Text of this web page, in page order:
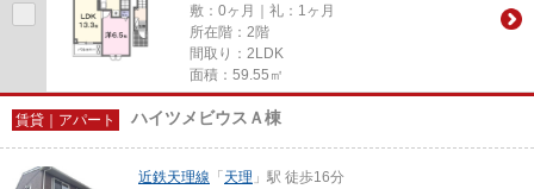
敷：0ヶ月｜礼：1ヶ月
所在階：2階
間取り：2LDK
面積：59.55㎡
賃貸｜アパート ハイツメビウスＡ棟
近鉄天理線 「 天理 」駅 徒歩16分